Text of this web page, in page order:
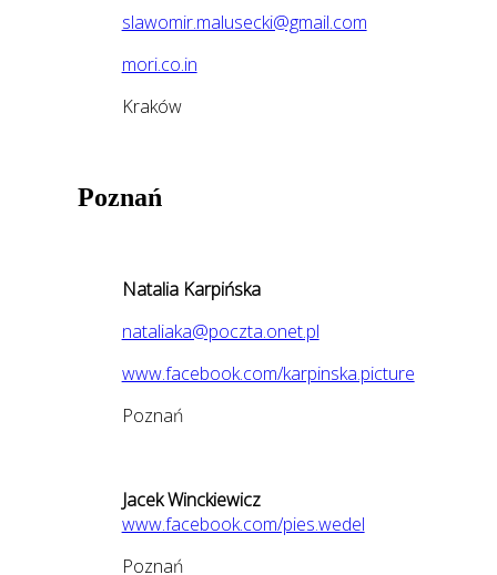
slawomir.malusecki@gmail.com
mori.co.in
Kraków
Poznań
Natalia Karpińska
nataliaka@poczta.onet.pl
www.facebook.com/karpinska.picture
Poznań
Jacek Winckiewicz
www.facebook.com/pies.wedel
Poznań